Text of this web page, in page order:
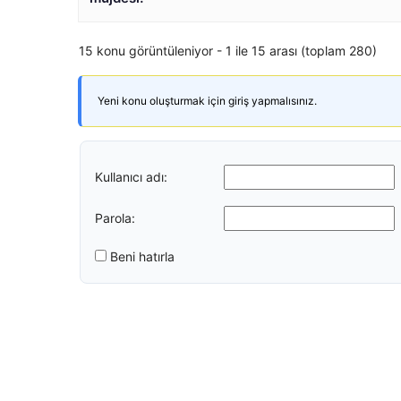
15 konu görüntüleniyor - 1 ile 15 arası (toplam 280)
Yeni konu oluşturmak için giriş yapmalısınız.
Kullanıcı adı:
Parola:
Beni hatırla